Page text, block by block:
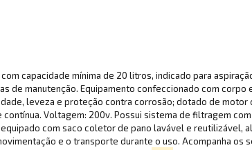
capacidade mínima de 20 litros, indicado para
manutenção. Equipamento confeccionado com corpo
leveza e proteção contra corrosão; dotado de motor
Voltagem: 200v. Possui sistema de filtragem
com saco coletor de pano lavável e reutilizável,
e o transporte durante o uso. Acompanha os